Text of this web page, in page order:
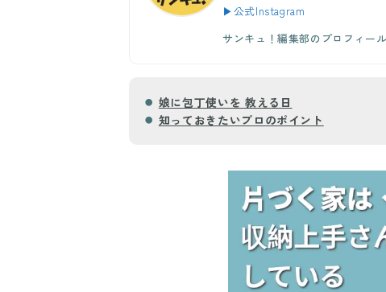
▶公式Instagram
サンキュ！編集部のプロフィー
娘に包丁使いを 教える日
知っておきたいプロのポイント